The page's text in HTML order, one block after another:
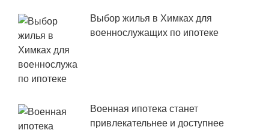
Выбор жилья в Химках для
военнослужащих по ипотеке
Военная ипотека станет
привлекательнее и доступнее